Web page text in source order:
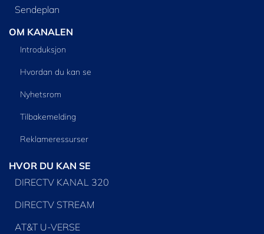
Sendeplan
OM KANALEN
Introduksjon
Hvordan du kan se
Nyhetsrom
Tilbakemelding
Reklameressurser
HVOR DU KAN SE
DIRECTV KANAL 320
DIRECTV STREAM
AT&T U-VERSE